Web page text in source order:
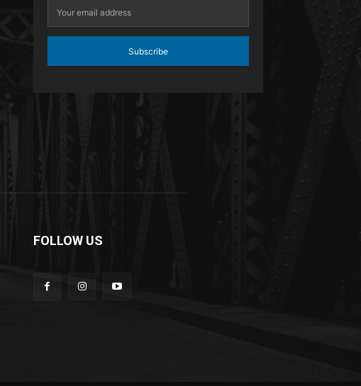
Subscribe
FOLLOW US